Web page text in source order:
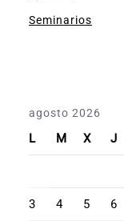
Seminarios
agosto 2026
L M X J
3 4 5 6